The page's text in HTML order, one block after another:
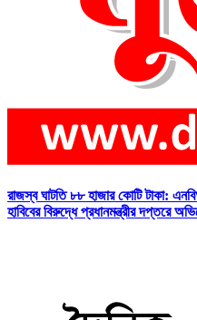
রাজস্ব ঘাটতি ৮৮ হাজার কোটি টাকা:
হাবিবের বিরুদ্ধে প্রধানমন্ত্রীর দপ্তরে